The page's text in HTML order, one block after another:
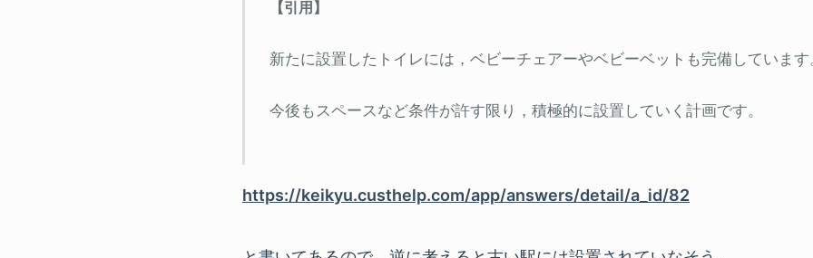
新たに設置したトイレには，ベビーチェアーやベビーベットも完備しています
今後もスペースなど条件が許す限り，積極的に設置していく計画です。
https://keikyu.custhelp.com/app/answers/detail/a_id/82